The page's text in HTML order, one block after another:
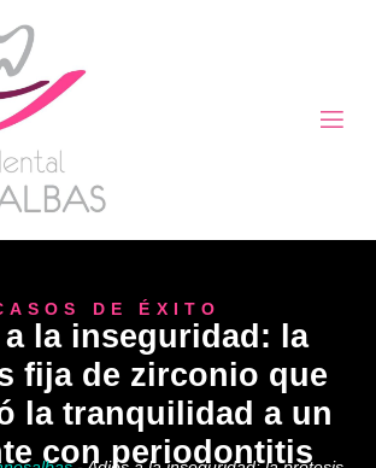
DE ÉXITO
la inseguridad: la
fija de zirconio que
la tranquilidad a un
con periodontitis